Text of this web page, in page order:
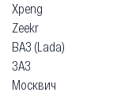
Xpeng
Zeekr
ВАЗ (Lada)
ЗАЗ
Москвич